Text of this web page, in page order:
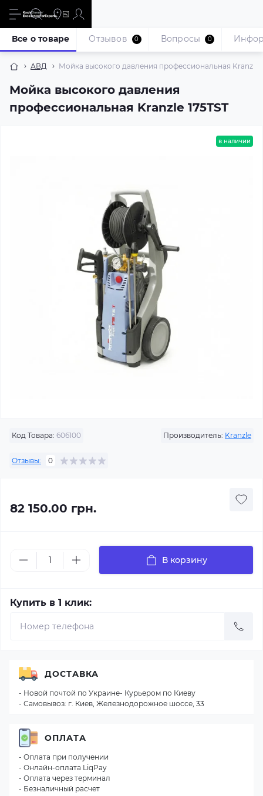
АВД Мойка высокого давления профессиональная Kranzle
Мойка высокого давления
профессиональная Kranzle 175TST
Все о товаре Отзывов 0 Вопросы 0
в наличии
Код Товара: 606100 Производитель: Kranzle
Отзывы: 0
82 150.00 грн.
В корзину
Купить в 1 клик:
ДОСТАВКА
- Новой почтой по Украине- Курьером по Киеву
- Самовывоз: г. Киев, Железнодорожное шоссе, 33
ОПЛАТА
- Оплата при получении
- Онлайн-оплата LiqPay
- Оплата через терминал
- Безналичный расчет